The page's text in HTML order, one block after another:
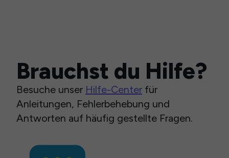
Brauchst du Hilfe?
Besuche unser Hilfe-Center für
Anleitungen, Fehlerbehebung und
Antworten auf häufig gestellte Fragen.